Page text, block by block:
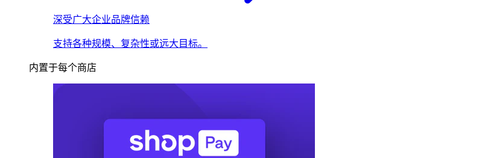
深受广大企业品牌信赖
支持各种规模、复杂性或远大目标。
内置于每个商店